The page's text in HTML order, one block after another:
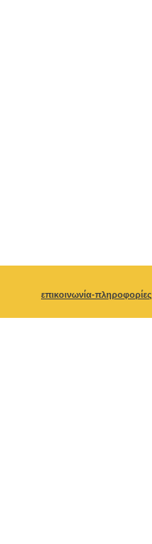
επικοινωνία-πληροφορίες